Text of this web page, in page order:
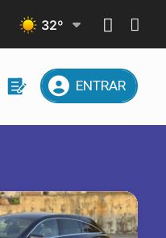
32º
ENTRAR